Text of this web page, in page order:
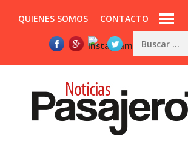
QUIENES SOMOS CONTACTO